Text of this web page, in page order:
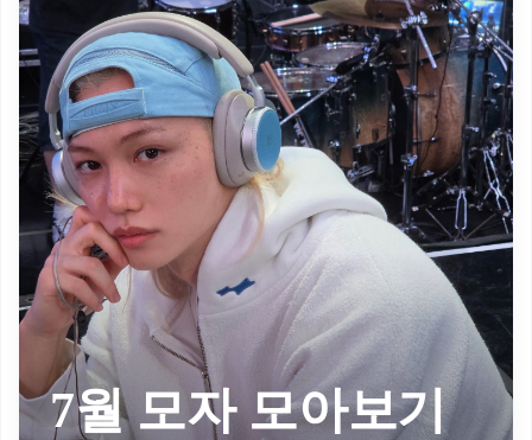
7월 모자 모아보기